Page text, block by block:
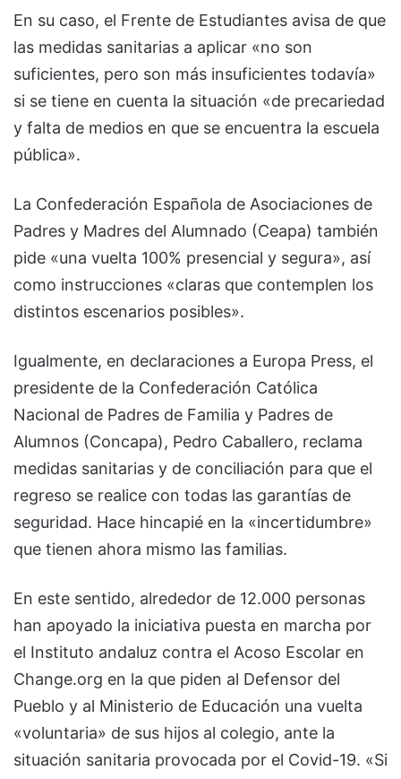
En su caso, el Frente de Estudiantes avisa de que
las medidas sanitarias a aplicar «no son
suficientes, pero son más insuficientes todavía»
si se tiene en cuenta la situación «de precariedad
y falta de medios en que se encuentra la escuela
pública».
La Confederación Española de Asociaciones de
Padres y Madres del Alumnado (Ceapa) también
pide «una vuelta 100% presencial y segura», así
como instrucciones «claras que contemplen los
distintos escenarios posibles».
Igualmente, en declaraciones a Europa Press, el
presidente de la Confederación Católica
Nacional de Padres de Familia y Padres de
Alumnos (Concapa), Pedro Caballero, reclama
medidas sanitarias y de conciliación para que el
regreso se realice con todas las garantías de
seguridad. Hace hincapié en la «incertidumbre»
que tienen ahora mismo las familias.
En este sentido, alrededor de 12.000 personas
han apoyado la iniciativa puesta en marcha por
el Instituto andaluz contra el Acoso Escolar en
Change.org en la que piden al Defensor del
Pueblo y al Ministerio de Educación una vuelta
«voluntaria» de sus hijos al colegio, ante la
situación sanitaria provocada por el Covid-19. «Si